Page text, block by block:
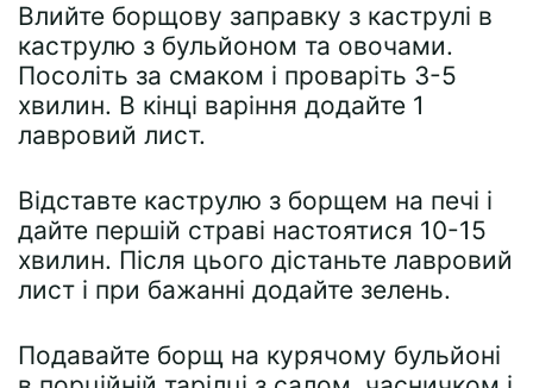
Влийте борщову заправку з каструлі в
каструлю з бульйоном та овочами.
Посоліть за смаком і проваріть 3-5
хвилин. В кінці варіння додайте 1
лавровий лист.
Відставте каструлю з борщем на печі і
дайте першій страві настоятися 10-15
хвилин. Після цього дістаньте лавровий
лист і при бажанні додайте зелень.
Подавайте борщ на курячому бульйоні